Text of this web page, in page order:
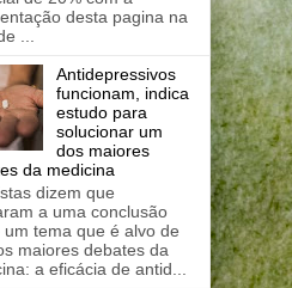
desta pagina na
...
Antidepressivos
funcionam, indica
estudo para
solucionar um
dos maiores
da medicina
dizem que
a uma conclusão
um tema que é alvo de
maiores debates da
a eficácia de antid...